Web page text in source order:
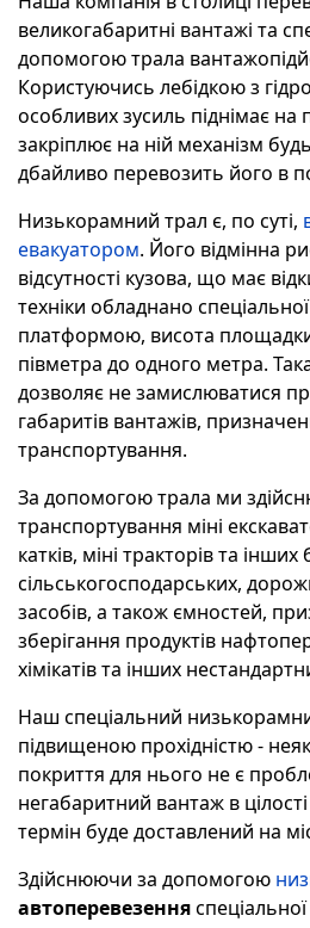
великогабаритні вантажі та
допомогою трала
Користуючись лебідкою з
особливих зусиль піднімає на
закріплює на ній механізм
дбайливо перевозить його в
Низькорамний трал є, по суті,
евакуатором. Його відмінна
відсутності кузова, що має
техніки обладнано
платформою, висота площадки
півметра до одного метра.
дозволяє не замислюватися
габаритів вантажів,
транспортування.
За допомогою трала ми
транспортування міні
катків, міні тракторів та інших
сільськогосподарських,
засобів, а також ємностей,
зберігання продуктів
хімікатів та інших
Наш спеціальний
підвищеною прохідністю -
покриття для нього не є
негабаритний вантаж в
термін буде доставлений на
Здійснюючи за допомогою
автоперевезення